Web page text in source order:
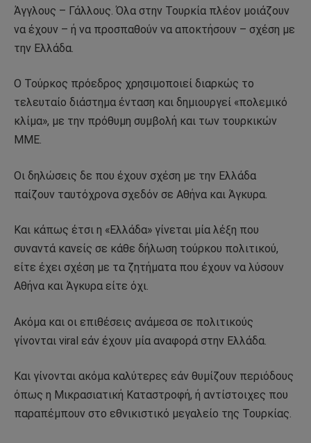
Άγγλους – Γάλλους. Όλα στην Τουρκία πλέον μοιάζουν
να έχουν – ή να προσπαθούν να αποκτήσουν – σχέση με
την Ελλάδα.
Ο Τούρκος πρόεδρος χρησιμοποιεί διαρκώς το
τελευταίο διάστημα ένταση και δημιουργεί «πολεμικό
κλίμα», με την πρόθυμη συμβολή και των τουρκικών
ΜΜΕ.
Οι δηλώσεις δε που έχουν σχέση με την Ελλάδα
παίζουν ταυτόχρονα σχεδόν σε Αθήνα και Άγκυρα.
Και κάπως έτσι η «Ελλάδα» γίνεται μία λέξη που
συναντά κανείς σε κάθε δήλωση τούρκου πολιτικού,
είτε έχει σχέση με τα ζητήματα που έχουν να λύσουν
Αθήνα και Άγκυρα είτε όχι.
Ακόμα και οι επιθέσεις ανάμεσα σε πολιτικούς
γίνονται viral εάν έχουν μία αναφορά στην Ελλάδα.
Και γίνονται ακόμα καλύτερες εάν θυμίζουν περιόδους
όπως η Μικρασιατική Καταστροφή, ή αντίστοιχες που
παραπέμπουν στο εθνικιστικό μεγαλείο της Τουρκίας.